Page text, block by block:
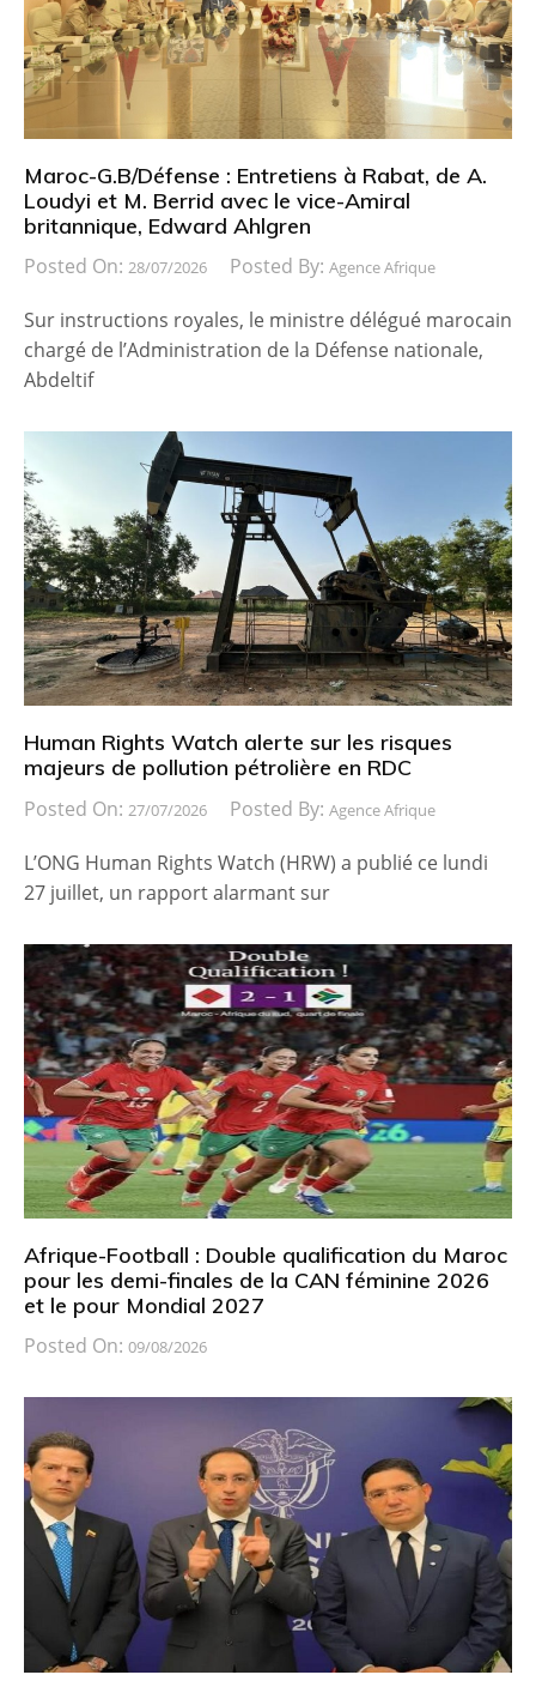
Maroc-G.B/Défense : Entretiens à Rabat, de A.
Loudyi et M. Berrid avec le vice-Amiral
britannique, Edward Ahlgren
Posted On: 28/07/2026 Posted By: Agence Afrique
Sur instructions royales, le ministre délégué marocain
chargé de l’Administration de la Défense nationale,
Abdeltif
Human Rights Watch alerte sur les risques
majeurs de pollution pétrolière en RDC
Posted On: 27/07/2026 Posted By: Agence Afrique
L’ONG Human Rights Watch (HRW) a publié ce lundi
27 juillet, un rapport alarmant sur
Afrique-Football : Double qualification du Maroc
pour les demi-finales de la CAN féminine 2026
et le pour Mondial 2027
Posted On: 09/08/2026